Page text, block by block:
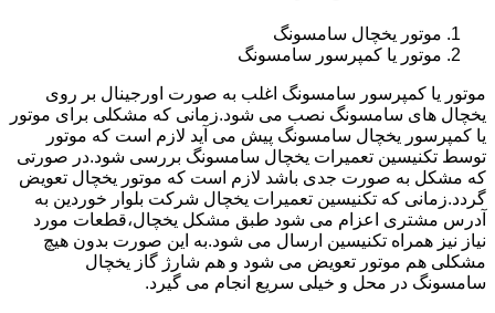
موتور یخچال سامسونگ
موتور یا کمپرسور سامسونگ
موتور یا کمپرسور سامسونگ اغلب به صورت اورجینال بر روی
یخچال های سامسونگ نصب می شود.زمانی که مشکلی برای موتور
یا کمپرسور یخچال سامسونگ پیش می آید لازم است که موتور
توسط تکنیسین تعمیرات یخچال سامسونگ بررسی شود.در صورتی
که مشکل به صورت جدی باشد لازم است که موتور یخچال تعویض
گردد.زمانی که تکنیسین تعمیرات یخچال شرکت بلوار خوردین به
آدرس مشتری اعزام می شود طبق مشکل یخچال،قطعات مورد
نیاز نیز همراه تکنیسین ارسال می شود.به این صورت بدون هیچ
مشکلی هم موتور تعویض می شود و هم شارژ گاز یخچال
سامسونگ در محل و خیلی سریع انجام می گیرد.